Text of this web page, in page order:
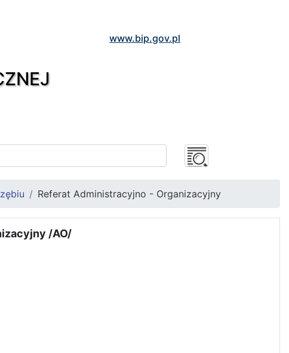
www.bip.gov.pl
Referat Administracyjno - Organizacyjny
/AO/